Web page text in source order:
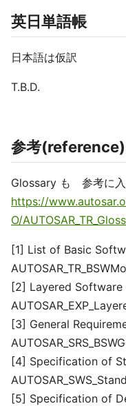
英日単語帳
日本語は仮訳
T.B.D.
参考(reference)
Glossary も 参考に入
https://
O/
[1] List of Basic
[2] Layered
[3] General
[4] Specification of
[5] Specification of